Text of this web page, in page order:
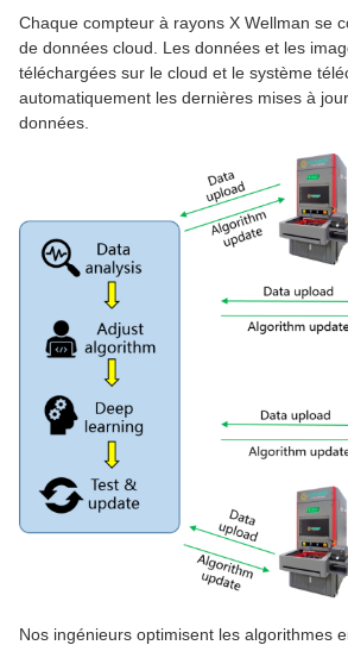
Chaque compteur à rayons X Wellman se
de données cloud. Les données et les
téléchargées sur le cloud et le système
automatiquement les dernières mises à
données.
Nos ingénieurs optimisent les algorithmes